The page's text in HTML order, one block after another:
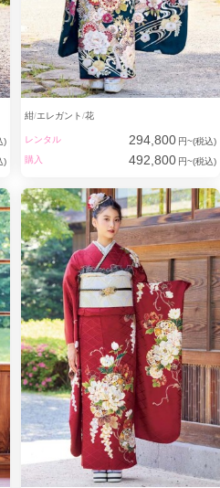
)
)
紺 エレガント 花
レンタル 294,800 円~(税込)
購入
492,800 円~(税込)